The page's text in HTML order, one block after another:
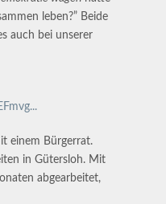
leben?” Beide
auch bei unserer
einem Bürgerrat.
in Gütersloh. Mit
abgearbeitet,